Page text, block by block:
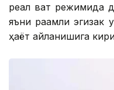
реал вақт режимида
яъни рақамли эгизак
ҳаёт айланишига